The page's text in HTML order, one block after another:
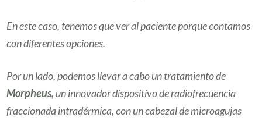
En este caso, tenemos que ver al paciente porque contamos
con diferentes opciones.
Por un lado, podemos llevar a cabo un tratamiento de
Morpheus, un innovador dispositivo de radiofrecuencia
fraccionada intradérmica, con un cabezal de microagujas